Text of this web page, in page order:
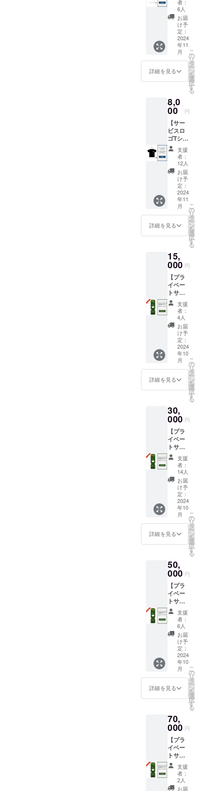
（レモ
ンハー
ブ） ※
オイル
の香り
は3種類
ありま
すが、
弊社よ
お届け
いたし
ます。
到着を
お楽し
みにし
てくだ
さい。
※本商品
は5000
円の売
り切れ
となっ
ている
アロマ
バスソ
ルトの
の商品
です
が、配
送に通
常より
お時間
をいた
だきま
すこと
ご了承
くださ
い。
ラー展
開：ブ
ラッ
ク、ネ
ビー、
レー、
ホワイ
ラウ
ン、
レッ
ド、ピ
ンク、
イエ
ロー、
ブルー
※希望カ
ラーが
品切れ
の場
合、別
カラー
を再選
択いた
だく可
※製品は
製造中
のた
め、記
事等写
真と異
なる場
合がご
ざいま
す。
屋合同
会社の
コーポ
レート
ロゴを
デザイ
ンしたT
シャツ
を提供
しま
す。 ・
展開：
S, M, L,
XL ・カ
ラー展
開：白,
黒
者：
6人
お届
け予
定：
2024
年11
月
詳細を見る
こ
の
リ
タ
ー
ン
を
選
択
す
る
8,0
00 円
【サー
ビスロ
ゴTシャ
ツ】
「log&s
auna 和
-
nagomi,
wakaya
ma - 」
のサー
ビスロ
ゴをデ
ザイン
したT
シャツ
しま
す。 ・
サイズ
展開：
S, M, L,
XL ・カ
ラー展
開：白,
支援
者：
12人
お届
け予
定：
2024
年11
月
詳細を見る
こ
の
リ
タ
ー
ン
を
選
択
す
る
15,
000 円
【プラ
イベー
トサウ
ナ＆宿
泊先行
割引チ
ケッ
ト】 宿
泊割引
コード
18,000
円分 ・
「log&s
auna 和
-
nagomi,
ma- 」
での宿
泊予約
時にご
利用い
ただけ
ます。
・3000
円割引
でご利
用いた
だけま
す。 ・
現金へ
の交換
はでき
ませ
まりの
ご提供
となり
ます。
食材は
付きま
せん。
ご自由
にお持
ち込み
くださ
い。 ・
有効期
間：
2024年
10月1
日〜
9月30日
年間 ※
宿泊料
金の目
安：2名
宿泊
（食事
無）：
合計
48,000
円〜、4
支援
者：
4人
お届
け予
定：
2024
年10
月
詳細を見る
こ
の
リ
タ
ー
ン
を
選
択
す
る
30,
000 円
【プラ
イベー
トサウ
ナ＆宿
泊先行
割引チ
ケッ
ト】 宿
泊割引
コード
40,000
円分 ・
「log&s
auna 和
-
nagomi,
ma- 」
での宿
泊予約
時にご
利用い
ただけ
ます。
10,000
円割引
でご利
用いた
だけま
す。 ・
現金へ
の交換
はでき
は素泊
まりの
ご提供
となり
ます。
食材は
付きま
せん。
ご自由
にお持
支援
者：
14人
お届
け予
定：
2024
年10
月
詳細を見る
こ
の
リ
タ
ー
ン
を
選
択
す
る
50,
000 円
【プラ
イベー
トサウ
ナ＆宿
泊先行
割引チ
ケッ
ト】 宿
泊割引
コード
70,000
円分 ・
「log&s
auna 和
-
nagomi,
ma- 」
での宿
泊予約
時にご
利用い
ただけ
ます。
20,000
円割引
支援
者：
6人
お届
け予
定：
2024
年10
月
詳細を見る
こ
の
リ
タ
ー
ン
を
選
択
す
る
70,
000 円
【プラ
イベー
トサウ
ナ＆宿
泊先行
割引チ
ケッ
支援
者：
2人
お届